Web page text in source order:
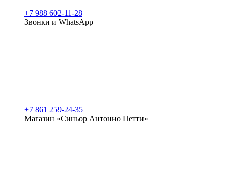
+7 988 602-11-28
Звонки и WhatsApp
+7 861 259-24-35
Магазин «Синьор Антонио Петти»